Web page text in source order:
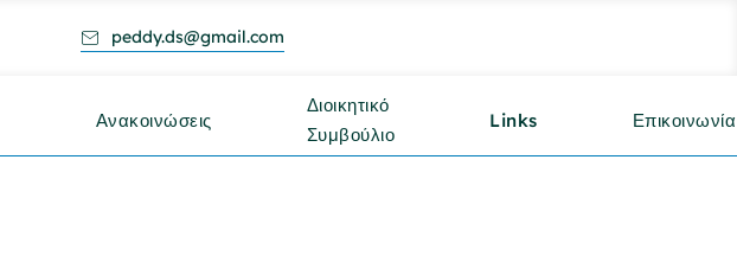
peddy.ds@gmail.com
Ανακοινώσεις
Διοικητικό
Συμβούλιο
Links Επικοινωνία